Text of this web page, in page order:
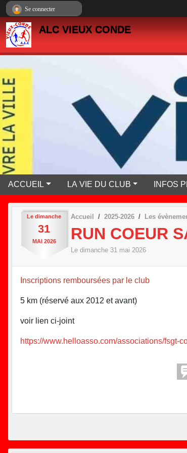
ALC VIEUX CONDE
ACCUEIL LA VIE DU CLUB INFOS
Le dimanche
31
MAI 2026
Accueil 2025-2026 Les
RUN COEUR
Le dimanche 31 mai 2026
Inscriptions remboursées par le club
5 km (réservé aux 2012 et avant)
voir lien ci-joint
https://www.helloasso.com/associations/fsgt-
Se connecter
Panneau de gestion des cookies